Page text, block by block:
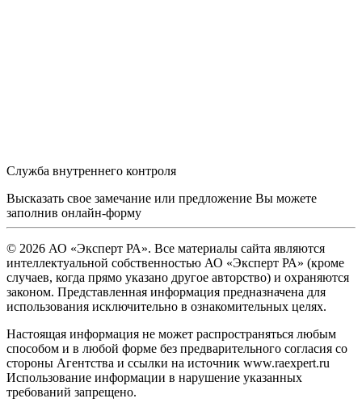
Служба внутреннего контроля
Высказать свое замечание или предложение Вы можете
заполнив онлайн-форму
© 2026 АО «Эксперт РА». Все материалы сайта являются
интеллектуальной собственностью АО «Эксперт РА» (кроме
случаев, когда прямо указано другое авторство) и охраняются
законом. Представленная информация предназначена для
использования исключительно в ознакомительных целях.
Настоящая информация не может распространяться любым
способом и в любой форме без предварительного согласия со
стороны Агентства и ссылки на источник www.raexpert.ru
Использование информации в нарушение указанных
требований запрещено.